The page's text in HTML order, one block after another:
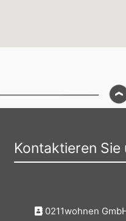
Kontaktieren Sie
0211wohnen